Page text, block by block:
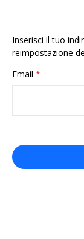
Inserisci il tuo
reimpostazione
Email